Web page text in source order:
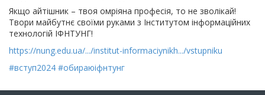
Якщо айтішник – твоя омріяна професія, то не зволікай!
Твори майбутнє своїми руками з Інститутом інформаційних
технологій ІФНТУНГ!
https://nung.edu.ua/.../institut-informaciynikh.../vstupniku
#вступ2024 #обираюіфнтунг